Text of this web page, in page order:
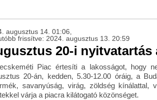
augusztus 14. 01:06,
frissítve: 2024. augusztus 13. 20:59
20-i nyitvatartás
Piac értesíti a lakosságot, hogy
20-án, kedden, 5.30-12.00 óráig, a
savanyúság, virág, zöldség kínálattal,
várja a piacra kilátogató közönséget.